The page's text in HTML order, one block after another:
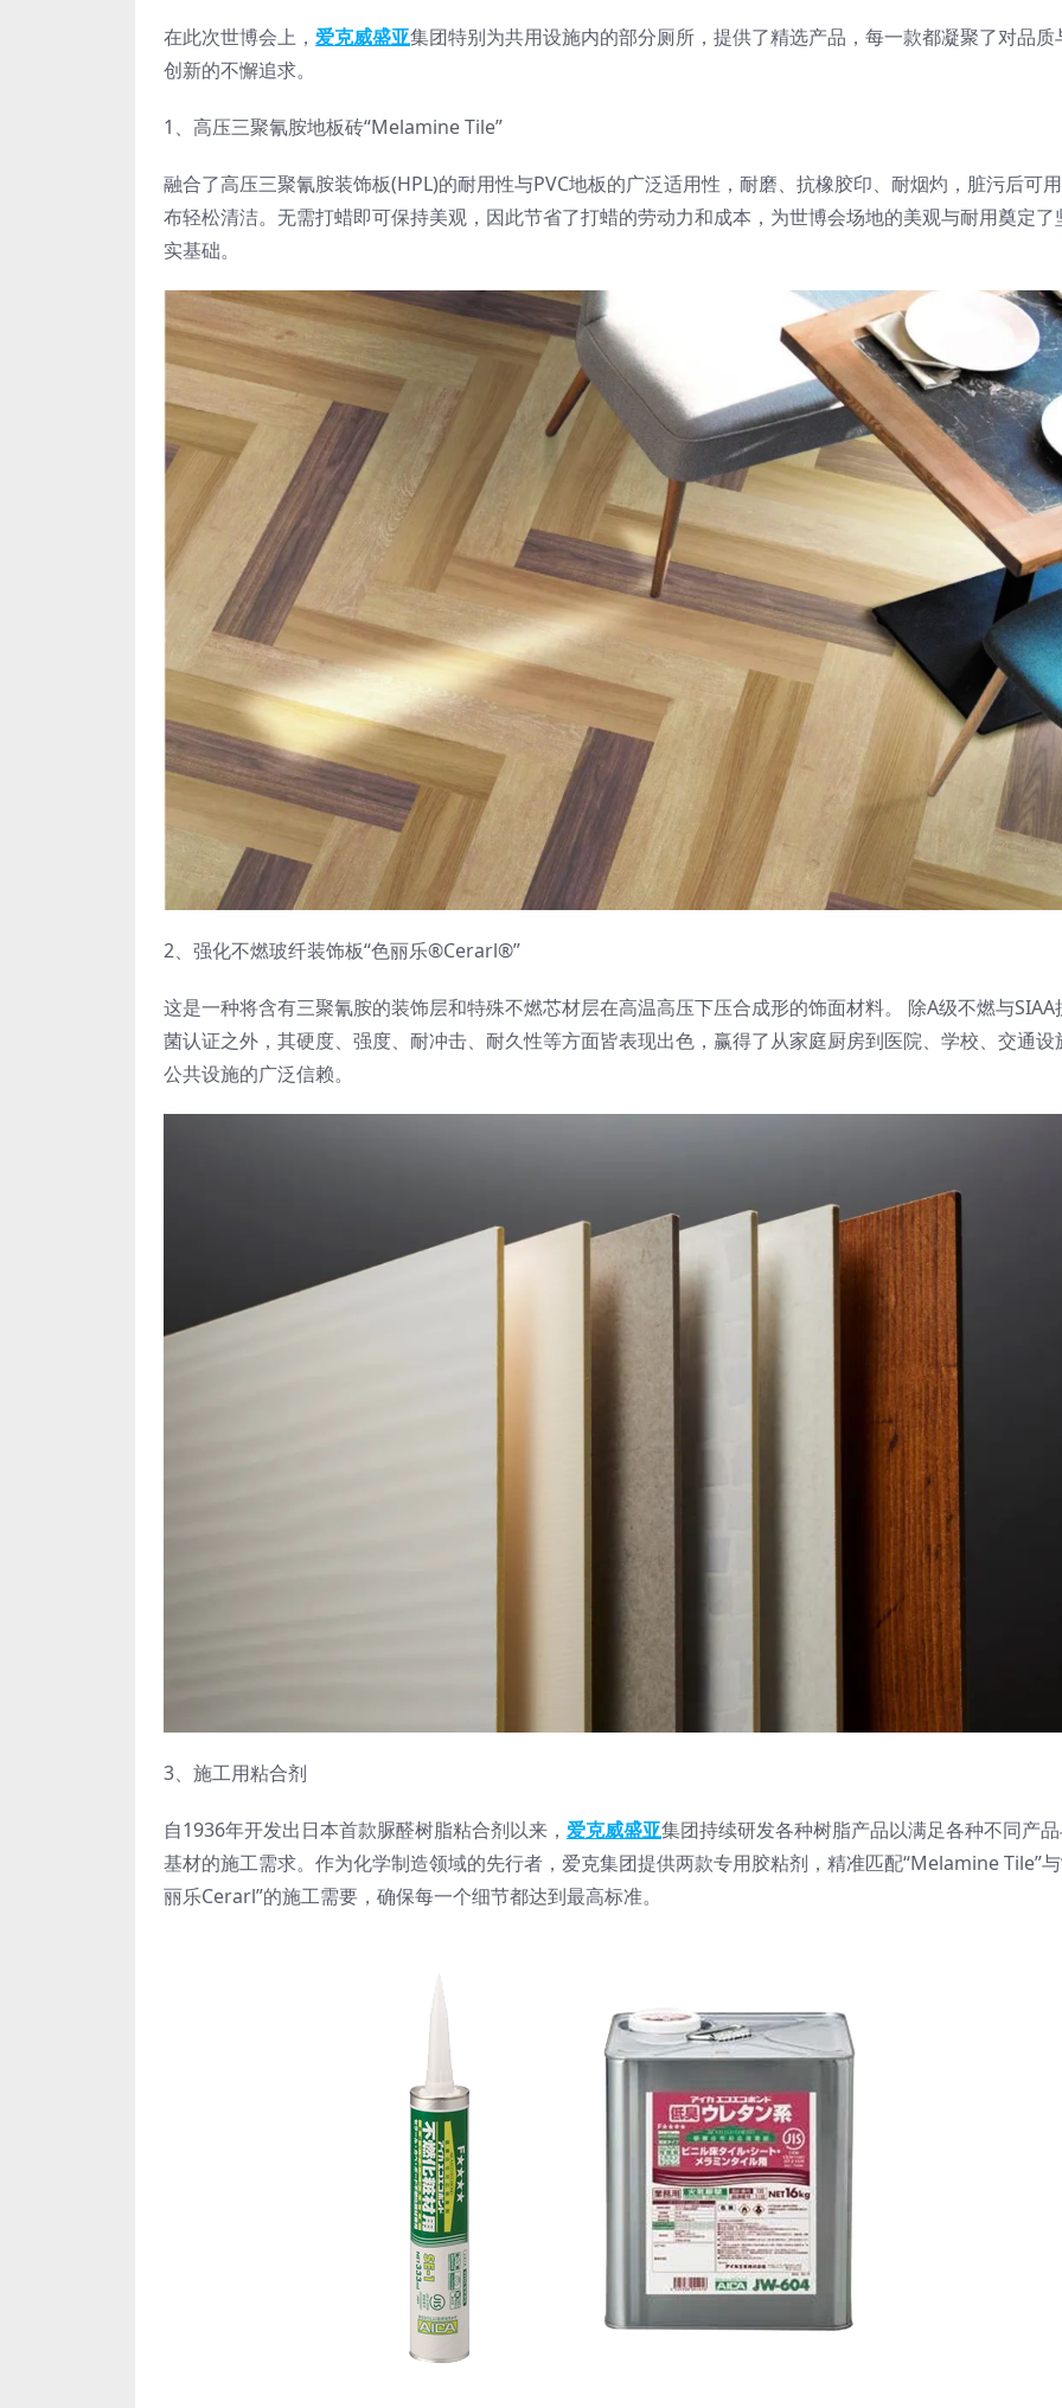
在此次世博会上， 爱克威盛亚集团特别为共用设施内的部分厕所，提供了精选产品，每一款都凝聚了对品质
创新的不懈追求。
1、高压三聚氰胺地板砖“Melamine Tile”
融合了高压三聚氰胺装饰板(HPL)的耐用性与PVC地板的广泛适用性，耐磨、抗橡胶印、耐烟灼，脏污后可
布轻松清洁。无需打蜡即可保持美观，因此节省了打蜡的劳动力和成本，为世博会场地的美观与耐用奠定了
实基础。
2、强化不燃玻纤装饰板“色丽乐®Cerarl®”
这是一种将含有三聚氰胺的装饰层和特殊不燃芯材层在高温高压下压合成形的饰面材料。 除A级不燃与SIAA
菌认证之外，其硬度、强度、耐冲击、耐久性等方面皆表现出色，赢得了从家庭厨房到医院、学校、交通设
公共设施的广泛信赖。
3、施工用粘合剂
自1936年开发出日本首款脲醛树脂粘合剂以来， 爱克威盛亚集团持续研发各种树脂产品以满足各种不同产
基材的施工需求。作为化学制造领域的先行者，爱克集团提供两款专用胶粘剂，精准匹配“Melamine Tile”
丽乐Cerarl”的施工需要，确保每一个细节都达到最高标准。